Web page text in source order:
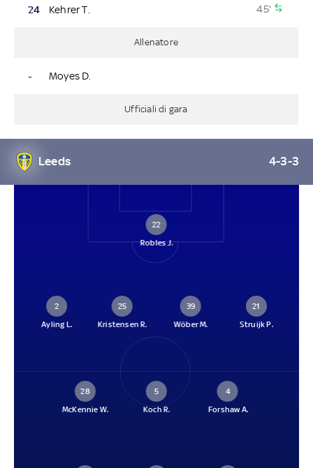
24 Kehrer T. 45'
Allenatore
- Moyes D.
Ufficiali di gara
Leeds 4-3-3
22
Robles J.
2
Ayling L.
25
Kristensen R.
39
Wöber M.
21
Struijk P.
28
McKennie W.
5
Koch R.
4
Forshaw A.